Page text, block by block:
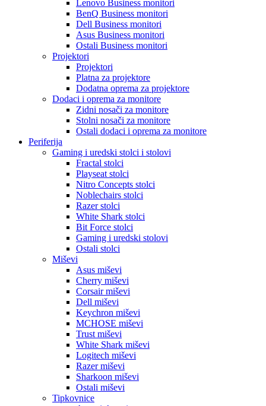
Lenovo Business monitori
BenQ Business monitori
Dell Business monitori
Asus Business monitori
Ostali Business monitori
Projektori
Projektori
Platna za projektore
Dodatna oprema za projektore
Dodaci i oprema za monitore
Zidni nosači za monitore
Stolni nosači za monitore
Ostali dodaci i oprema za monitore
Periferija
Gaming i uredski stolci i stolovi
Fractal stolci
Playseat stolci
Nitro Concepts stolci
Noblechairs stolci
Razer stolci
White Shark stolci
Bit Force stolci
Gaming i uredski stolovi
Ostali stolci
Miševi
Asus miševi
Cherry miševi
Corsair miševi
Dell miševi
Keychron miševi
MCHOSE miševi
Trust miševi
White Shark miševi
Logitech miševi
Razer miševi
Sharkoon miševi
Ostali miševi
Tipkovnice